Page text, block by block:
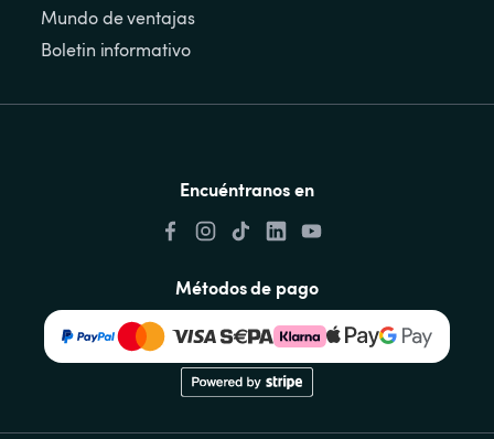
Mundo de ventajas
Boletin informativo
Encuéntranos en
Métodos de pago